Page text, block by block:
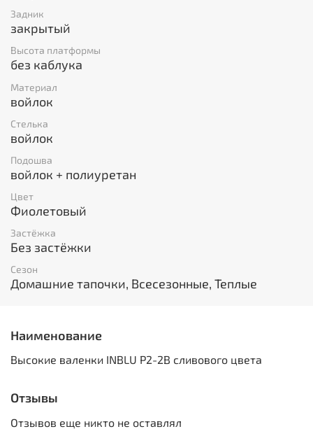
Задник
закрытый
Высота платформы
без каблука
Материал
войлок
Стелька
войлок
Подошва
войлок + полиуретан
Цвет
Фиолетовый
Застёжка
Без застёжки
Сезон
Домашние тапочки, Всесезонные, Теплые
Наименование
Высокие валенки INBLU P2-2B сливового цвета
Отзывы
Отзывов еще никто не оставлял